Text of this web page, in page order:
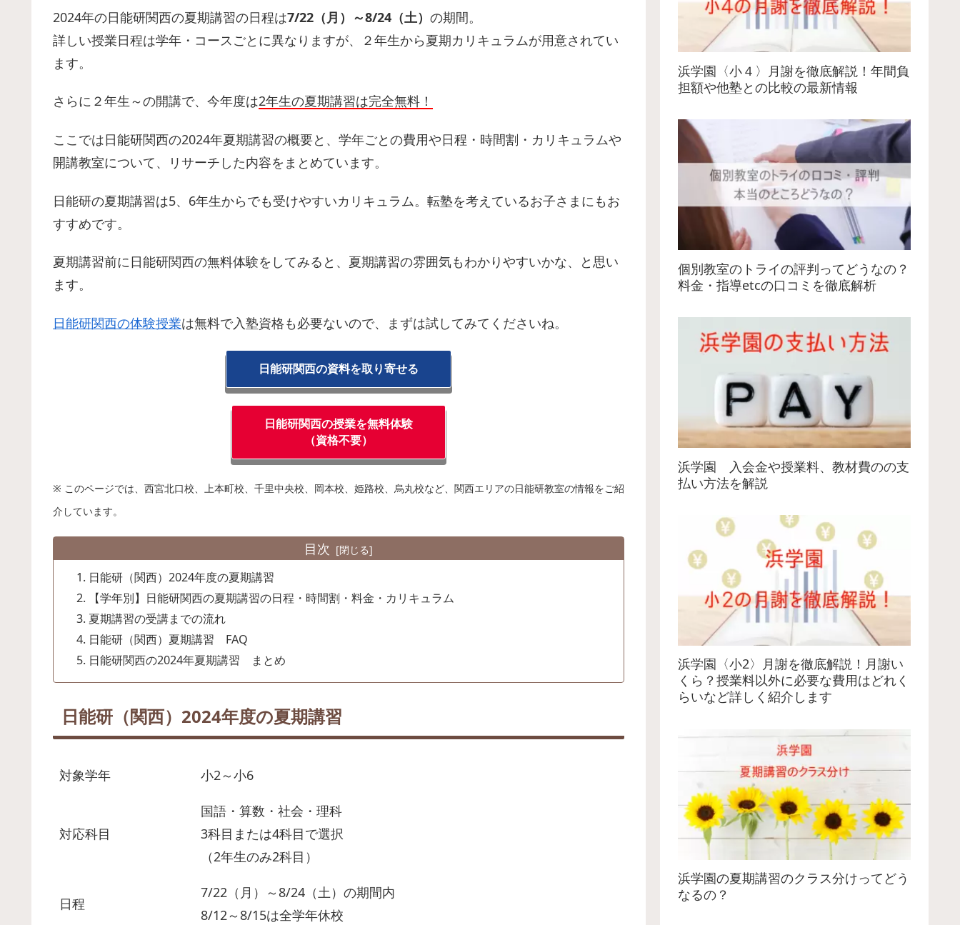
2024年の日能研関西の夏期講習の日程は7/22（月）～8/24（土） の期間。
詳しい授業日程は学年・コースごとに異なりますが、２年生から夏期カリキュラムが用意されてい
ます。
さらに２年生～の開講で、今年度は2年生の夏期講習は完全無料！
ここでは日能研関西の2024年夏期講習の概要と、学年ごとの費用や日程・時間割・カリキュラムや
開講教室について、リサーチした内容をまとめています。
日能研の夏期講習は5、6年生からでも受けやすいカリキュラム。転塾を考えているお子さまにもお
すすめです。
夏期講習前に日能研関西の無料体験をしてみると、夏期講習の雰囲気もわかりやすいかな、と思い
ます。
日能研関西の体験授業は無料で入塾資格も必要ないので、まずは試してみてくださいね。
日能研関西の資料を取り寄せる
日能研関西の授業を無料体験
（資格不要）
※ このページでは、西宮北口校、上本町校、千里中央校、岡本校、姫路校、烏丸校など、関西エリアの日能研教室の情報をご紹
介しています。
目次
日能研（関西）2024年度の夏期講習
【学年別】日能研関西の夏期講習の日程・時間割・料金・カリキュラム
夏期講習の受講までの流れ
日能研（関西）夏期講習 FAQ
日能研関西の2024年夏期講習 まとめ
日能研（関西）2024年度の夏期講習
対象学年 小2～小6
対応科目
国語・算数・社会・理科
3科目または4科目で選択
（2年生のみ2科目）
日程
7/22（月）～8/24（土）の期間内
8/12～8/15は全学年休校
浜学園〈小４〉月謝を徹底解説！年間負
担額や他塾との比較の最新情報
個別教室のトライの評判ってどうなの？
料金・指導etcの口コミを徹底解析
浜学園 入会金や授業料、教材費のの支
払い方法を解説
浜学園〈小2〉月謝を徹底解説！月謝い
くら？授業料以外に必要な費用はどれく
らいなど詳しく紹介します
浜学園の夏期講習のクラス分けってどう
なるの？